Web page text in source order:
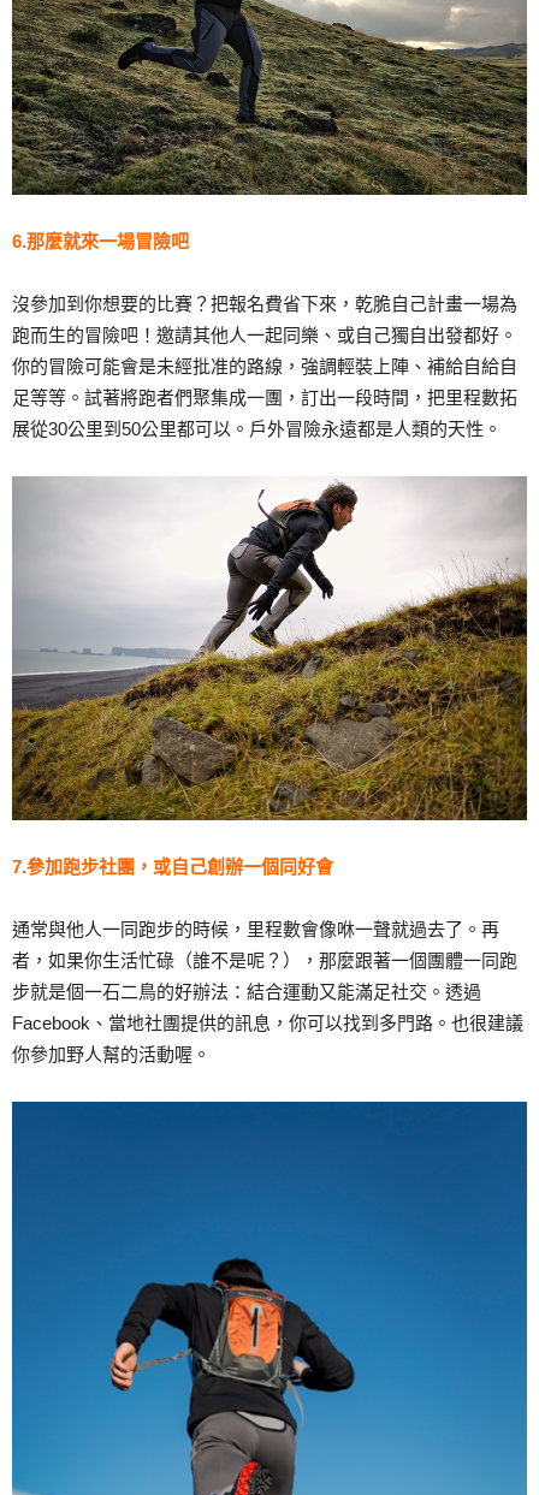
6.那麼就來一場冒險吧
沒參加到你想要的比賽？把報名費省下來，乾脆自己計畫一場為
跑而生的冒險吧！邀請其他人一起同樂、或自己獨自出發都好。
你的冒險可能會是未經批准的路線，強調輕裝上陣、補給自給自
足等等。試著將跑者們聚集成一團，訂出一段時間，把里程數拓
展從30公里到50公里都可以。戶外冒險永遠都是人類的天性。
7.參加跑步社團，或自己創辦一個同好會
通常與他人一同跑步的時候，里程數會像咻一聲就過去了。再
者，如果你生活忙碌（誰不是呢？），那麼跟著一個團體一同跑
步就是個一石二鳥的好辦法：結合運動又能滿足社交。透過
Facebook、當地社團提供的訊息，你可以找到多門路。也很建議
你參加野人幫的活動喔。